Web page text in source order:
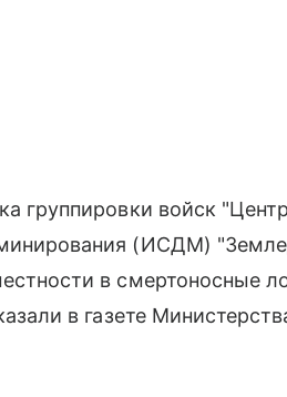
группировки войск
(ИСДМ)
в смертоносные
в газете